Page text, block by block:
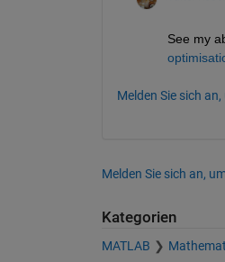
See my
Melden Sie sich
Melden Sie sich an,
Kategorien
MATLAB